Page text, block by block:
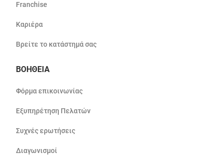
Franchise
Καριέρα
Βρείτε το κατάστημά σας
ΒΟΗΘΕΙΑ
Φόρμα επικοινωνίας
Εξυπηρέτηση Πελατών
Συχνές ερωτήσεις
Διαγωνισμοί